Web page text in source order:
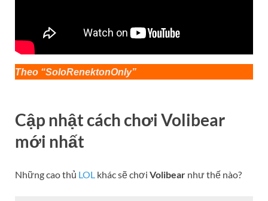
Theo “SoloRenektonOnly”
Cập nhật cách chơi Volibear
mới nhất
Những cao thủ LOL khác sẽ chơi Volibear như thế nào?